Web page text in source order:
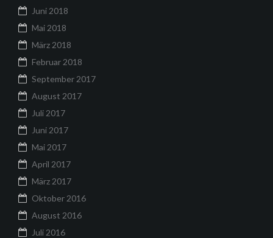
Juni 2018
Mai 2018
März 2018
Februar 2018
September 2017
August 2017
Juli 2017
Juni 2017
Mai 2017
April 2017
März 2017
Oktober 2016
August 2016
Juli 2016